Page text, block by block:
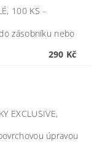
100 KS–
zásobníku nebo
290 Kč
EXCLUSIVE,
úpravou